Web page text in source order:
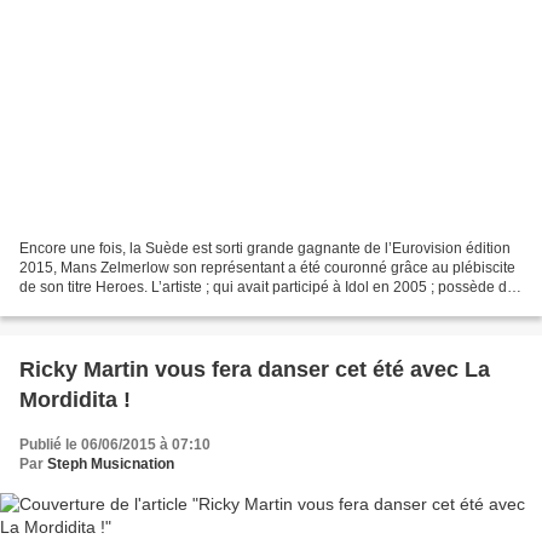
Encore une fois, la Suède est sorti grande gagnante de l’Eurovision édition
2015, Mans Zelmerlow son représentant a été couronné grâce au plébiscite
de son titre Heroes. L’artiste ; qui avait participé à Idol en 2005 ; possède de
Ricky Martin vous fera danser cet été avec La
Mordidita !
Publié le 06/06/2015 à 07:10
Par Steph Musicnation